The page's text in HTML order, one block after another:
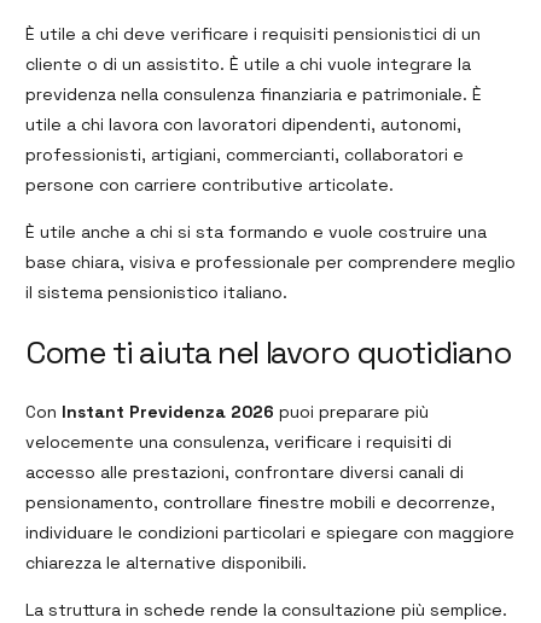
È utile a chi deve verificare i requisiti pensionistici di un
cliente o di un assistito. È utile a chi vuole integrare la
previdenza nella consulenza finanziaria e patrimoniale. È
utile a chi lavora con lavoratori dipendenti, autonomi,
professionisti, artigiani, commercianti, collaboratori e
persone con carriere contributive articolate.
È utile anche a chi si sta formando e vuole costruire una
base chiara, visiva e professionale per comprendere meglio
il sistema pensionistico italiano.
Come ti aiuta nel lavoro quotidiano
Con Instant Previdenza 2026 puoi preparare più
velocemente una consulenza, verificare i requisiti di
accesso alle prestazioni, confrontare diversi canali di
pensionamento, controllare finestre mobili e decorrenze,
individuare le condizioni particolari e spiegare con maggiore
chiarezza le alternative disponibili.
La struttura in schede rende la consultazione più semplice.